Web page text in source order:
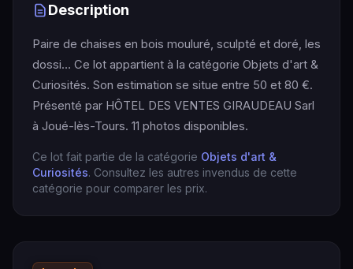
Description
Paire de chaises en bois mouluré, sculpté et doré, les
dossi… Ce lot appartient à la catégorie Objets d'art &
Curiosités. Son estimation se situe entre 50 et 80 €.
Présenté par HÔTEL DES VENTES GIRAUDEAU Sarl
à Joué-lès-Tours. 11 photos disponibles.
Ce lot fait partie de la catégorie Objets d'art &
Curiosités. Consultez les autres invendus de cette
catégorie pour comparer les prix.